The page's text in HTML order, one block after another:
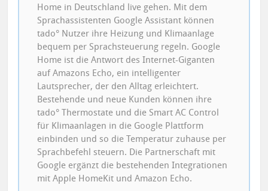
Home in Deutschland live gehen. Mit dem
Sprachassistenten Google Assistant können
tado° Nutzer ihre Heizung und Klimaanlage
bequem per Sprachsteuerung regeln. Google
Home ist die Antwort des Internet-Giganten
auf Amazons Echo, ein intelligenter
Lautsprecher, der den Alltag erleichtert.
Bestehende und neue Kunden können ihre
tado° Thermostate und die Smart AC Control
für Klimaanlagen in die Google Plattform
einbinden und so die Temperatur zuhause per
Sprachbefehl steuern. Die Partnerschaft mit
Google ergänzt die bestehenden Integrationen
mit Apple HomeKit und Amazon Echo.